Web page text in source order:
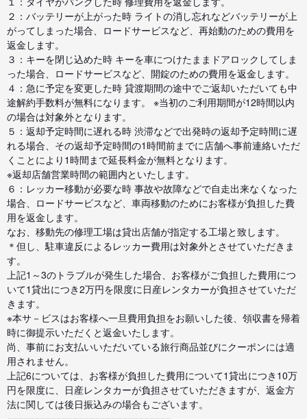
２：バッテリーが上がった時 ライトの消し忘れなどバッテリーが上
がってしまった場合、ロードサービスなど、再始動のための費用を
返金します。
３：キーを閉じ込めた時 キーを車につけたままドアロックしてしま
った場合、ロードサービスなど、開錠のための費用を返金します。
４：急に予定を変更した時 貸渡期間の途中でご返却いただいても中
途解約手数料が無料になります。 ※当初のご利用期間が12時間以内
の場合は対象外となります。
５：返却予定時間に遅れる時 渋滞などで出発時の返却予定時間に遅
れる場合、その返却予定時間の1時間前までに店舗へ事前連絡いただ
くことにより1時間まで延長料金が無料となります。
※返却店舗営業時間の範囲内といたします。
６：レッカー移動が必要な時 事故や故障などで自走出来なくなった
場合、ロードサービスなど、車両移動のためにお客様が負担した費
用を返金します。
なお、移動先の修理工場は貸出店舗が指定する工場と致します。
＊但し、駐車違反によるレッカー費用は対象外とさせていただきま
す。
上記1～3のトラブルが発生した場合、お客様がご負担した費用につ
いて1貸出につき2万円を限度に日産レンタカーが負担させていただ
きます。
※本サ－ビスはお客様へ一旦費用負担をお願いした後、領収書を帰着
時に御提示いただくと返金いたします。
尚、事前にお支払いいただいている旅行商品並びにクーポンには適
用されません。
上記6については、お客様が負担した費用について1貸出につき10万
円を限度に、日産レンタカーが負担させていただきますが、返金方
法に関しては後日振込みの場合もございます。